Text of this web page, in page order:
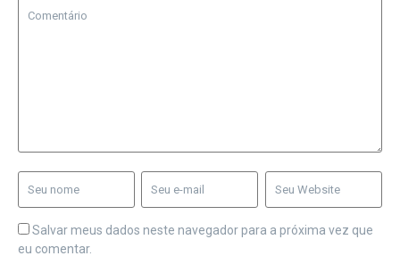
Salvar meus dados neste navegador para a próxima vez que
eu comentar.